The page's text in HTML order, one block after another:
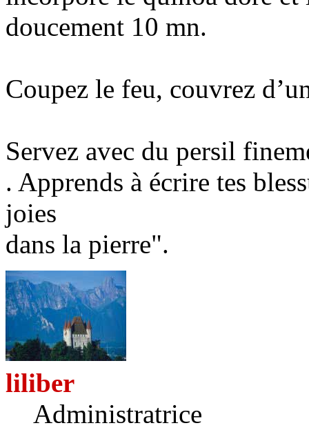
doucement 10 mn.
Coupez le feu, couvrez
Servez avec du persil
. Apprends à écrire tes
joies
dans la pierre".
liliber
Administratrice